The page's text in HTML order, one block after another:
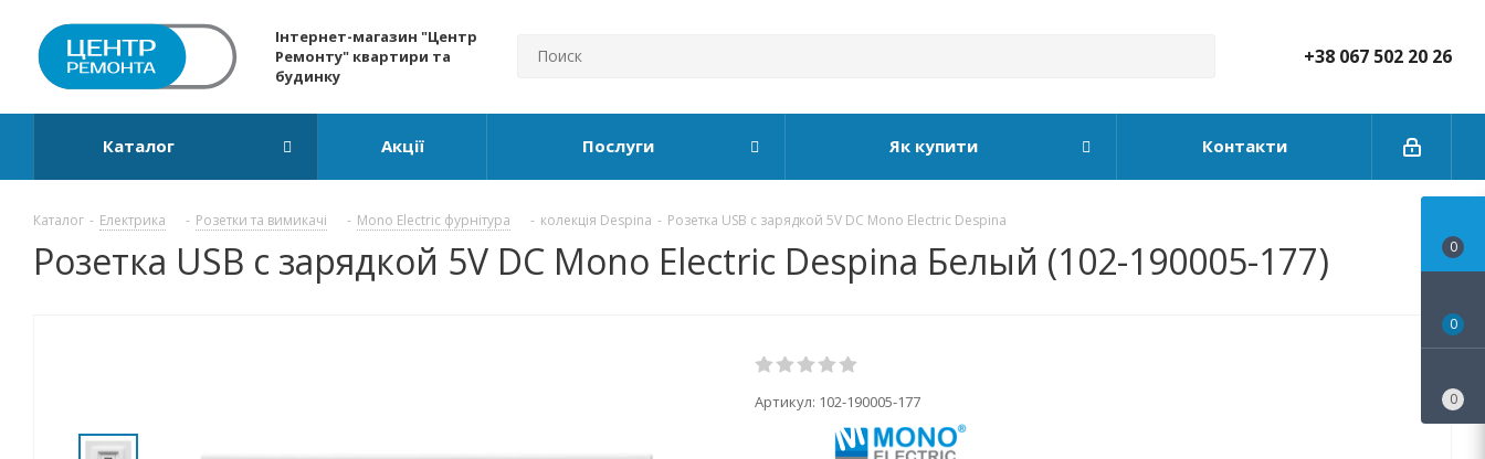
Інтернет-магазин "Центр
Ремонту" квартири та
будинку
+38 067 502 20 26
Каталог Акції Послуги Як купити Контакти
Каталог - Електрика - Розетки та вимикачі - Mono Electric фурнітура - колекція Despina - Розетка USB с зарядкой 5V DC Mono Electric Despina
Розетка USB с зарядкой 5V DC Mono Electric Despina Белый (102-190005-177)
Артикул: 102-190005-177
0
0
0